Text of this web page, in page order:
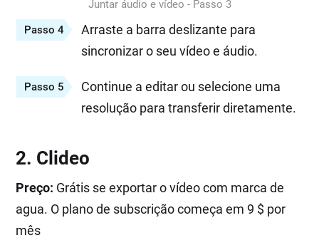
Juntar áudio e vídeo - Passo 3
Passo 4
Arraste a barra deslizante para
sincronizar o seu vídeo e áudio.
Passo 5
Continue a editar ou selecione uma
resolução para transferir diretamente.
2. Clideo
Preço: Grátis se exportar o vídeo com marca de
agua. O plano de subscrição começa em 9 $ por
mês